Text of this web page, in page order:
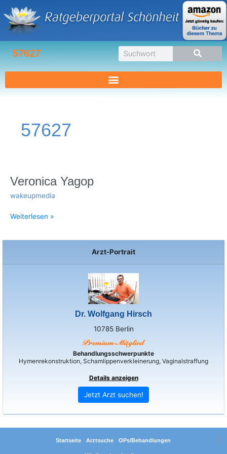
Inhalt
springen
57627 Suche
Arzt-Portrait
Dr. Wolfgang Hirsch
10785 Berlin
Behandlungsschwerpunkte
Hymenrekonstruktion, Schamlippenverkleinerung, Vaginalstraffung
Details anzeigen
Jetzt Arzt suchen!
57627
Veronica Yagop
wakeupmedia
Veronica
Weiterlesen »
Startseite Arztsuche OPs/Behandlungen